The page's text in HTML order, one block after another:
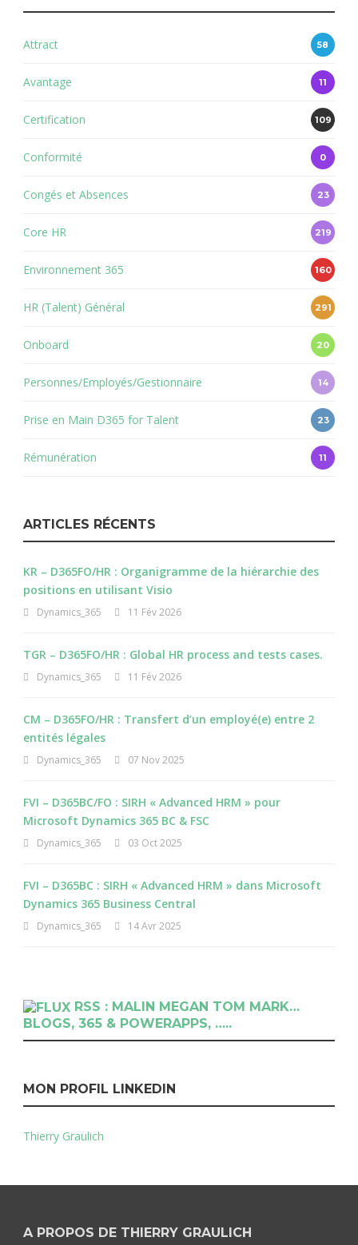
Attract 58
Avantage 11
Certification 109
Conformité 0
Congés et Absences 23
Core HR 219
Environnement 365 160
HR (Talent) Général 291
Onboard 20
Personnes/Employés/Gestionnaire 14
Prise en Main D365 for Talent 23
Rémunération 11
ARTICLES RÉCENTS
KR – D365FO/HR : Organigramme de la hiérarchie des
positions en utilisant Visio
Dynamics_365 11 Fév 2026
TGR – D365FO/HR : Global HR process and tests cases.
Dynamics_365 11 Fév 2026
CM – D365FO/HR : Transfert d’un employé(e) entre 2
entités légales
Dynamics_365 07 Nov 2025
FVI – D365BC/FO : SIRH « Advanced HRM » pour
Microsoft Dynamics 365 BC & FSC
Dynamics_365 03 Oct 2025
FVI – D365BC : SIRH « Advanced HRM » dans Microsoft
Dynamics 365 Business Central
Dynamics_365 14 Avr 2025
RSS : MALIN MEGAN TOM MARK…
BLOGS, 365 & POWERAPPS, …..
MON PROFIL LINKEDIN
Thierry Graulich
A PROPOS DE THIERRY GRAULICH